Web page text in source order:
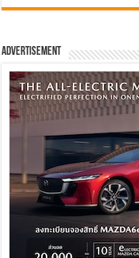
Advertisement